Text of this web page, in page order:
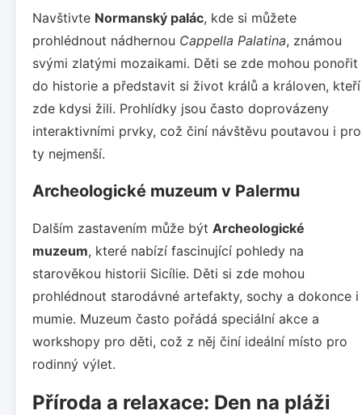
Navštivte Normanský palác, kde si můžete
prohlédnout nádhernou Cappella Palatina, známou
svými zlatými mozaikami. Děti se zde mohou ponořit
do historie a představit si život králů a královen, kteří
zde kdysi žili. Prohlídky jsou často doprovázeny
interaktivními prvky, což činí návštěvu poutavou i pro
ty nejmenší.
Archeologické muzeum v Palermu
Dalším zastavením může být Archeologické
muzeum, které nabízí fascinující pohledy na
starověkou historii Sicílie. Děti si zde mohou
prohlédnout starodávné artefakty, sochy a dokonce i
mumie. Muzeum často pořádá speciální akce a
workshopy pro děti, což z něj činí ideální místo pro
rodinný výlet.
Příroda a relaxace: Den na pláži